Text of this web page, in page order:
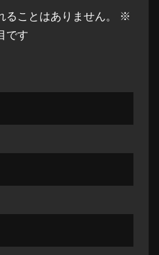
ことはありません。
※
です